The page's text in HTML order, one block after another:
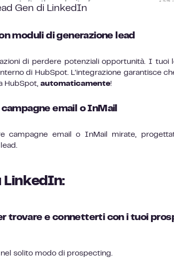
Gen di LinkedIn
moduli di generazione lead
di perdere potenziali opportunità. I tuoi
di HubSpot. L’integrazione garantisce
HubSpot, automaticamente!
email o InMail
campagne email o InMail mirate,
LinkedIn:
trovare e connetterti con i tuoi
solito modo di prospecting.